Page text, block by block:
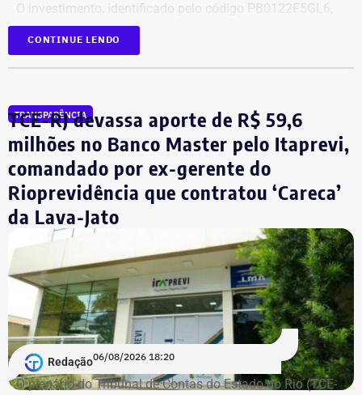
O investimento, identificado pelo código PB0122F5GL6,
representa cerca de 99,2% de todo o patrimônio
incluem aplicações de renda fixa em diferentes
instituições financeiras, além de um depósito bancário no
valor de R$ 0,01.
Empresário do setor de seguros
De acordo com os dados do registro de candidatura, Alex
Melim nasceu no Rio de Janeiro em 2 de junho de 1976, é
casado, possui ensino médio completo e declarou exercer
a profissão de empresário.
Em documento de consulta pública da Casa da Moeda do
Brasil, Alex Ofredi Melim aparece como representante da
Melim Corretora de Seguros Ltda., empresa que atua no
CONTINUE LENDO
TRANSPARÊNCIA
TCE-RJ devassa aporte de R$ 59,6
milhões no Banco Master pelo Itaprevi,
comandado por ex-gerente do
Rioprevidência que contratou ‘Careca’
da Lava-Jato
Redação06/08/2026 18:20
O plenário do Tribunal de Contas do Estado do Rio (TCE-